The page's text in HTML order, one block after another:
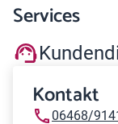
Services
Kontakt
06468/